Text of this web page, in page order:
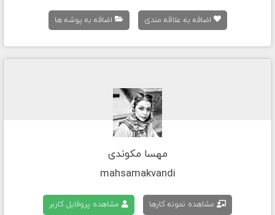
اضافه به علاقه مندی اضافه به پوشه ها
مهسا مکوندی
mahsamakvandi
مشاهده نمونه کارها مشاهده پروفایل کاربر